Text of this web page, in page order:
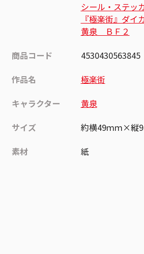
シール・ステッ
『極楽街』ダ
黄泉 ＢＦ２
商品コード
4530430563845
作品名
極楽街
キャラクター
黄泉
サイズ
約横49ｍｍ×縦
素材
紙